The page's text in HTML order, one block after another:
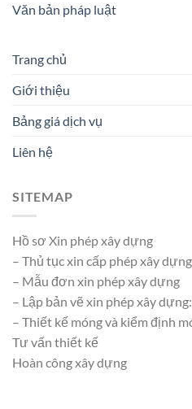
Văn bản pháp luật
Trang chủ
Giới thiệu
Bảng giá dịch vụ
Liên hệ
SITEMAP
Hồ sơ Xin phép xây dựng
– Thủ tục xin cấp phép xây dựng
– Mẫu đơn xin phép xây dựng
– Lập bản vẽ xin phép xây dựng:
– Thiết kế móng và kiểm định
Tư vấn thiết kế
Hoàn công xây dựng